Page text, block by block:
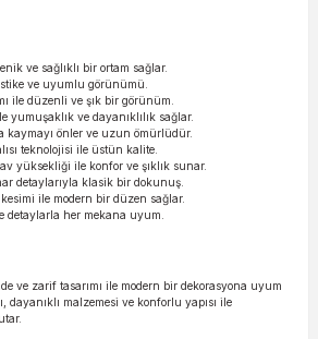
ve sağlıklı bir ortam sağlar.
ve uyumlu görünümü.
ile düzenli ve şık bir görünüm.
ve dayanıklılık sağlar.
kaymayı önler ve uzun ömürlüdür.
teknolojisi ile üstün kalite.
yüksekliği ile konfor ve şıklık sunar.
detaylarıyla klasik bir dokunuş.
ile modern bir düzen sağlar.
detaylarla her mekana uyum.
ve zarif tasarımı ile modern bir dekorasyona uyum
dayanıklı malzemesi ve konforlu yapısı ile